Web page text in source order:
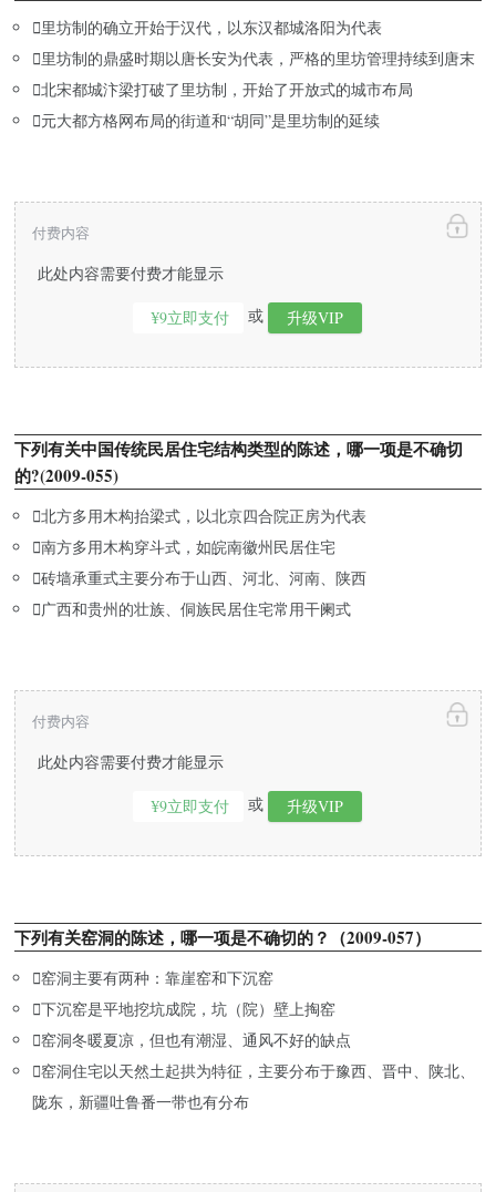
里坊制的确立开始于汉代，以东汉都城洛阳为代表
里坊制的鼎盛时期以唐长安为代表，严格的里坊管理持续到唐末
北宋都城汴梁打破了里坊制，开始了开放式的城市布局
元大都方格网布局的街道和“胡同”是里坊制的延续
此处内容需要付费才能显示
¥9立即支付 或 升级VIP
付费内容
下列有关中国传统民居住宅结构类型的陈述，哪一项是不确切
的?(2009-055)
北方多用木构抬梁式，以北京四合院正房为代表
南方多用木构穿斗式，如皖南徽州民居住宅
砖墙承重式主要分布于山西、河北、河南、陕西
广西和贵州的壮族、侗族民居住宅常用干阑式
此处内容需要付费才能显示
¥9立即支付 或 升级VIP
付费内容
下列有关窑洞的陈述，哪一项是不确切的？（2009-057）
窑洞主要有两种：靠崖窑和下沉窑
下沉窑是平地挖坑成院，坑（院）壁上掏窑
窑洞冬暖夏凉，但也有潮湿、通风不好的缺点
窑洞住宅以天然土起拱为特征，主要分布于豫西、晋中、陕北、
陇东，新疆吐鲁番一带也有分布